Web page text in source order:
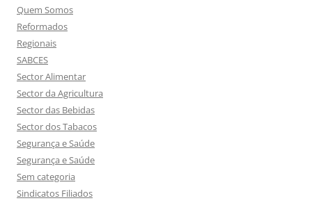
Quem Somos
Reformados
Regionais
SABCES
Sector Alimentar
Sector da Agricultura
Sector das Bebidas
Sector dos Tabacos
Segurança e Saúde
Segurança e Saúde
Sem categoria
Sindicatos Filiados